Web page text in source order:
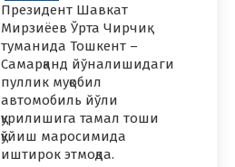
Президент Шавкат
Мирзиёев Ўрта Чирчиқ
туманида Тошкент –
Самарқанд йўналишидаги
пуллик муқобил
автомобиль йўли
қурилишига тамал тоши
қўйиш маросимида
иштирок этмоқда.